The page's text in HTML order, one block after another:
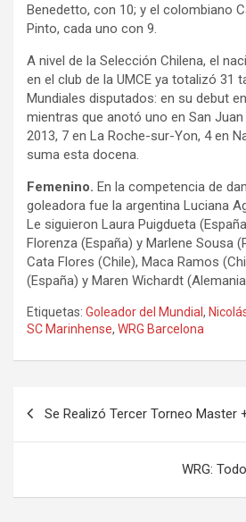
Benedetto, con 10; y el colombiano
Pinto, cada uno con 9.
A nivel de la Selección Chilena, el
en el club de la UMCE ya totalizó 31
Mundiales disputados: en su debut
mientras que anotó uno en San Juan
2013, 7 en La Roche-sur-Yon, 4 en
suma esta docena.
Femenino. En la competencia de
goleadora fue la argentina Luciana
Le siguieron Laura Puigdueta
Florenza (España) y Marlene Sousa
Cata Flores (Chile), Maca Ramos
(España) y Maren Wichardt
Etiquetas: Goleador del Mundial ,
SC Marinhense, WRG Barcelona
Se Realizó Tercer Torneo Master
WRG: